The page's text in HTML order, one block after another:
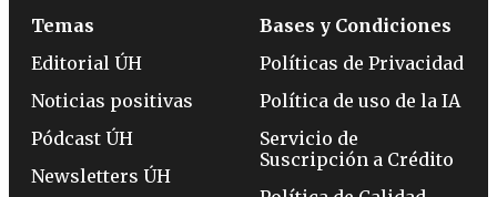
Temas
Editorial ÚH
Noticias positivas
Pódcast ÚH
Newsletters ÚH
Bases y Condiciones
Políticas de Privacidad
Política de uso de la IA
Servicio de
Suscripción a Crédito